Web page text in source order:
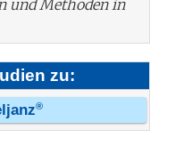
und Methoden in
zu:
®